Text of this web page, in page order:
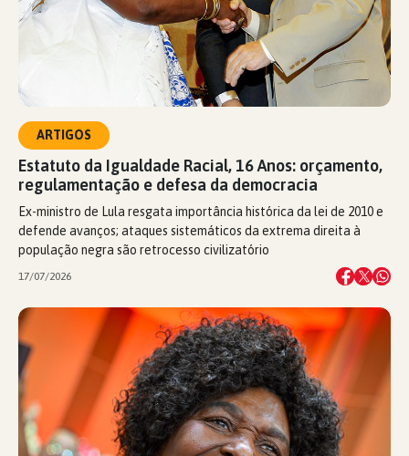
ARTIGOS
Estatuto da Igualdade Racial, 16 Anos: orçamento,
regulamentação e defesa da democracia
Ex-ministro de Lula resgata importância histórica da lei de 2010 e
defende avanços; ataques sistemáticos da extrema direita à
população negra são retrocesso civilizatório
17/07/2026